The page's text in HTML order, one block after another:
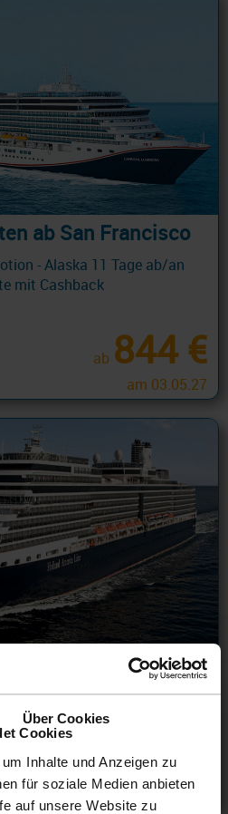
Über Cookies
Cookies
Inhalte und Anzeigen zu
für soziale Medien anbieten
auf unsere Website zu
ab San Francisco
- Alaska 11 Tage ab/an
mit Cashback
ab 844 €
am 03.05.27
an Vancouver
ab129 €
am 03.10.26